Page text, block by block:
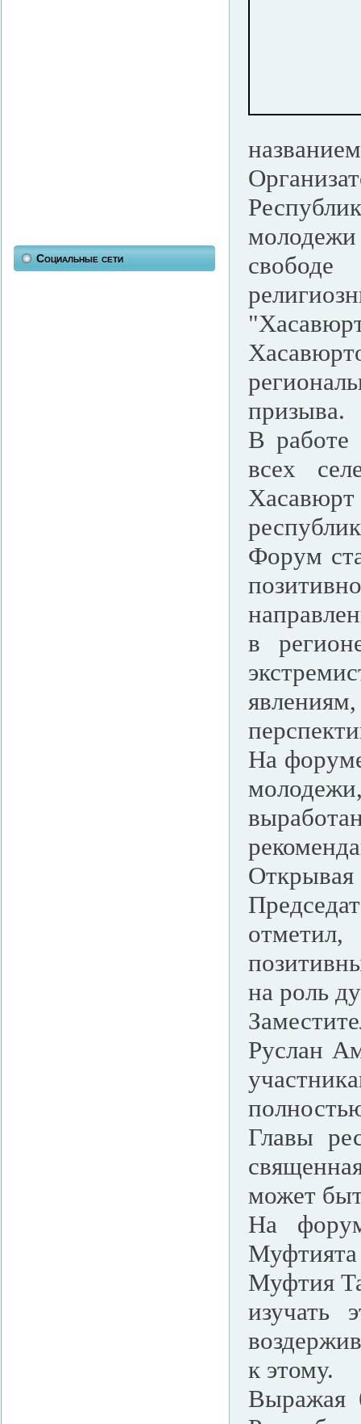
Социальные сети
призыва.
В работе
всех
Форум
в
На
на роль
Руслан
Главы
может
На
Муфтия
изучать
к этому.
Выражая